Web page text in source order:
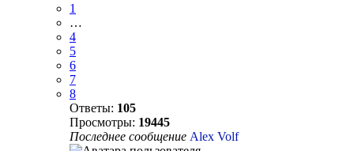
1
…
4
5
6
7
8
Ответы: 105
Просмотры: 19445
Последнее сообщение Alex Volf